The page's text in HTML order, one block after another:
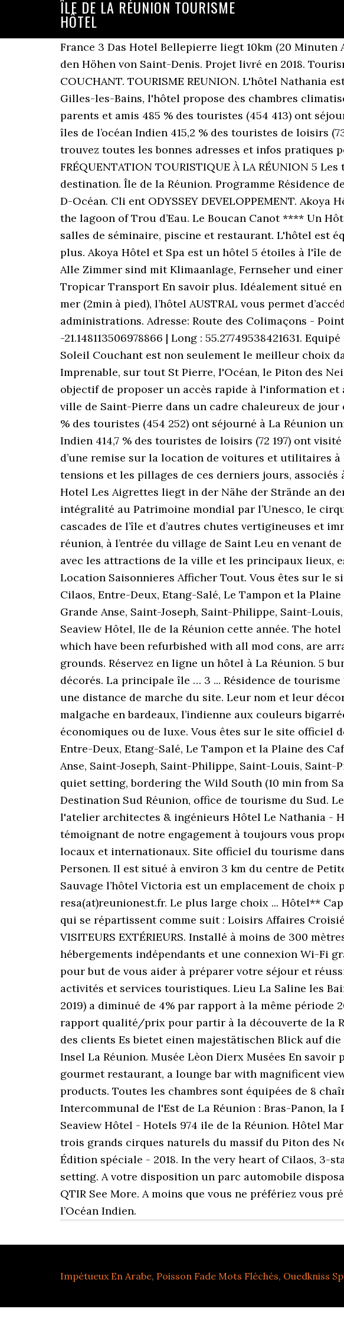
ÎLE DE LA RÉUNION TOURISME
HÔTEL
France 3 Das Hotel Bellepierre liegt 10km (20
den Höhen von Saint-Denis. Projet livré en 2018.
COUCHANT. TOURISME REUNION. L'hôtel Nathania
Gilles-les-Bains, l'hôtel propose des chambres
parents et amis 485 % des touristes (454 413) ont
îles de l’océan Indien 415,2 % des touristes de loisirs
trouvez toutes les bonnes adresses et infos pratiques
FRÉQUENTATION TOURISTIQUE À LA RÉUNION 5
destination. Île de la Réunion. Programme Résidence
D-Océan. Cli ent ODYSSEY DEVELOPPEMENT.
the lagoon of Trou d’Eau. Le Boucan Canot **** Un
salles de séminaire, piscine et restaurant. L'hôtel est
plus. Akoya Hôtel et Spa est un hôtel 5 étoiles à l'île
Alle Zimmer sind mit Klimaanlage, Fernseher und
Tropicar Transport En savoir plus. Idéalement situé
mer (2min à pied), l’hôtel AUSTRAL vous permet
administrations. Adresse: Route des Colimaçons -
-21.148113506978866 | Long : 55.27749538421631.
Soleil Couchant est non seulement le meilleur choix
Imprenable, sur tout St Pierre, l'Océan, le Piton des
objectif de proposer un accès rapide à l'information
ville de Saint-Pierre dans un cadre chaleureux de jour
% des touristes (454 252) ont séjourné à La Réunion
Indien 414,7 % des touristes de loisirs (72 197) ont
d’une remise sur la location de voitures et utilitaires
tensions et les pillages de ces derniers jours,
Hotel Les Aigrettes liegt in der Nähe der Strände an
intégralité au Patrimoine mondial par l’Unesco, le
cascades de l’île et d’autres chutes vertigineuses et
réunion, à l’entrée du village de Saint Leu en venant
avec les attractions de la ville et les principaux lieux,
Location Saisonnieres Afficher Tout. Vous êtes sur le
Cilaos, Entre-Deux, Etang-Salé, Le Tampon et la
Grande Anse, Saint-Joseph, Saint-Philippe, Saint-
Seaview Hôtel, Ile de la Réunion cette année. The
which have been refurbished with all mod cons, are
grounds. Réservez en ligne un hôtel à La Réunion. 5
décorés. La principale île … 3 ... Résidence de
une distance de marche du site. Leur nom et leur
malgache en bardeaux, l’indienne aux couleurs
économiques ou de luxe. Vous êtes sur le site officiel
Entre-Deux, Etang-Salé, Le Tampon et la Plaine des
Anse, Saint-Joseph, Saint-Philippe, Saint-Louis,
quiet setting, bordering the Wild South (10 min from
Destination Sud Réunion, office de tourisme du Sud.
l'atelier architectes & ingénieurs Hôtel Le Nathania -
témoignant de notre engagement à toujours vous
locaux et internationaux. Site officiel du tourisme
Personen. Il est situé à environ 3 km du centre de
Sauvage l’hôtel Victoria est un emplacement de choix
resa(at)reunionest.fr. Le plus large choix ... Hôtel**
qui se répartissent comme suit : Loisirs Affaires
VISITEURS EXTÉRIEURS. Installé à moins de 300
hébergements indépendants et une connexion Wi-Fi
pour but de vous aider à préparer votre séjour et
activités et services touristiques. Lieu La Saline les
2019) a diminué de 4% par rapport à la même période
rapport qualité/prix pour partir à la découverte de la
des clients Es bietet einen majestätischen Blick auf
Insel La Réunion. Musée Lèon Dierx Musées En
gourmet restaurant, a lounge bar with magnificent
products. Toutes les chambres sont équipées de 8
Intercommunal de l'Est de La Réunion : Bras-Panon,
Seaview Hôtel - Hotels 974 ile de la Réunion. Hôtel
trois grands cirques naturels du massif du Piton des
Édition spéciale - 2018. In the very heart of Cilaos, 3-
setting. A votre disposition un parc automobile
QTIR See More. A moins que vous ne préfériez vous
l’Océan Indien.
Impétueux En Arabe, Poisson Fade Mots Fléchés, Ouedkniss